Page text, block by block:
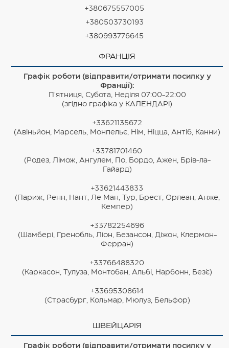
+380675557005
+380503730193
+380993776645
ФРАНЦІЯ
Графік роботи (відправити/отримати посилку у
Франції):
П'ятниця, Субота, Неділя 07:00-22:00
(згідно графіка у КАЛЕНДАРі)
+33621135672
(Авіньйон, Марсель, Монпельє, Нім, Ніцца, Антіб, Канни)
+33781701460
(Родез, Лімож, Ангулем, По, Бордо, Ажен, Брів-ла-
Гайард)
+33621443833
(Париж, Ренн, Нант, Ле Ман, Тур, Брест, Орлеан, Анже,
Кемпер)
+33782254696
(Шамбері, Гренобль, Ліон, Безансон, Діжон, Клермон-
Ферран)
+33766488320
(Каркасон, Тулуза, Монтобан, Альбі, Нарбонн, Без`є)
+33695308614
(Страсбург, Кольмар, Мюлуз, Бельфор)
ШВЕЙЦАРІЯ
Графік роботи (відправити/отримати посилку у